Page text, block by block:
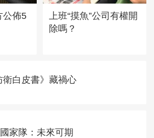
公佈5
上班“摸魚”公司有權開
除嗎？
衛白皮書》藏禍心
家隊：未來可期